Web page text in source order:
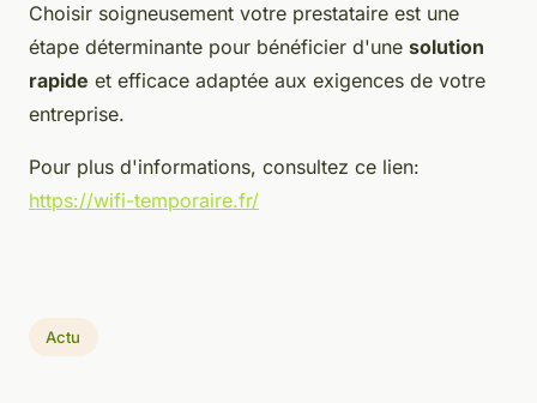
Choisir soigneusement votre prestataire est une
étape déterminante pour bénéficier d'une solution
rapide et efficace adaptée aux exigences de votre
entreprise.
Pour plus d'informations, consultez ce lien:
https://wifi-temporaire.fr/
Actu